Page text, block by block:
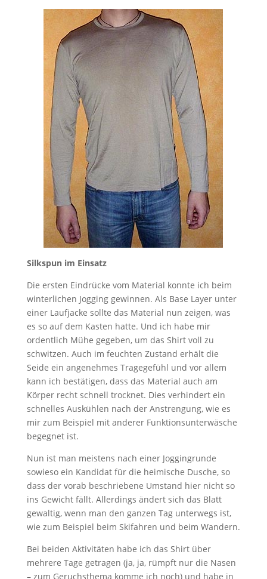
Silkspun im Einsatz
Die ersten Eindrücke vom Material konnte ich beim
winterlichen Jogging gewinnen. Als Base Layer unter
einer Laufjacke sollte das Material nun zeigen, was
es so auf dem Kasten hatte. Und ich habe mir
ordentlich Mühe gegeben, um das Shirt voll zu
schwitzen. Auch im feuchten Zustand erhält die
Seide ein angenehmes Tragegefühl und vor allem
kann ich bestätigen, dass das Material auch am
Körper recht schnell trocknet. Dies verhindert ein
schnelles Auskühlen nach der Anstrengung, wie es
mir zum Beispiel mit anderer Funktionsunterwäsche
begegnet ist.
Nun ist man meistens nach einer Joggingrunde
sowieso ein Kandidat für die heimische Dusche, so
dass der vorab beschriebene Umstand hier nicht so
ins Gewicht fällt. Allerdings ändert sich das Blatt
gewaltig, wenn man den ganzen Tag unterwegs ist,
wie zum Beispiel beim Skifahren und beim Wandern.
Bei beiden Aktivitäten habe ich das Shirt über
mehrere Tage getragen (ja, ja, rümpft nur die Nasen
– zum Geruchsthema komme ich noch) und habe in